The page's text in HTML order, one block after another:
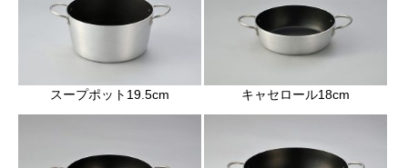
スープポット19.5cm キャセロール18cm